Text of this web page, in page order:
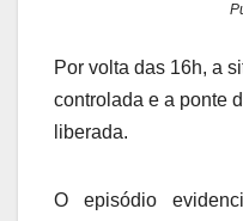
Por volta das 16h, a
controlada e a ponte
liberada.
O episódio